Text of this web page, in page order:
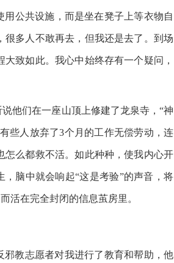
公共设施，而是坐在凳子上等衣物自
多人不敢再去，但我还是去了。到场
致如此。我心中始终存有一个疑问，
他们在一座山顶上修建了龙泉寺，“神
些人放弃了3个月的工作无偿劳动，连
么都救不活。如此种种，使我内心开
脑中就会响起“这是考验”的声音，将
活在完全封闭的信息茧房里。
邪教志愿者对我进行了教育和帮助，他